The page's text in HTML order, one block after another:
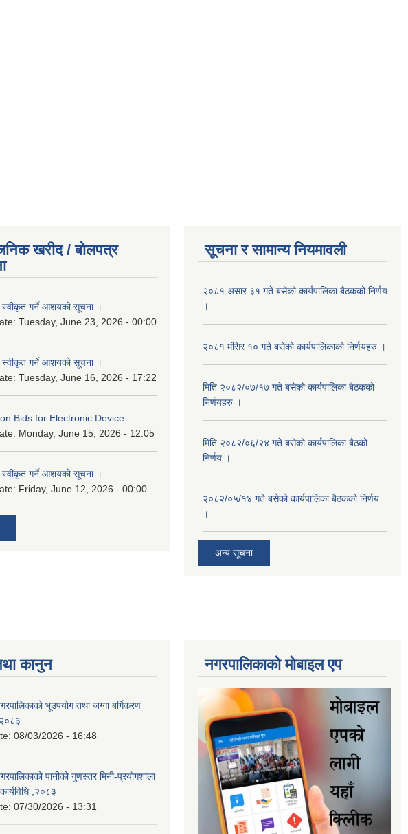
खरीद / बोलपत्र
स्वीकृत गर्ने आशयको सूचना ।
Tuesday, June 23, 2026 - 00:00
स्वीकृत गर्ने आशयको सूचना ।
Tuesday, June 16, 2026 - 17:22
Bids for Electronic Device.
Monday, June 15, 2026 - 12:05
स्वीकृत गर्ने आशयको सूचना ।
Friday, June 12, 2026 - 00:00
सूचना र सामान्य नियमावली
२०८१ असार ३१ गते बसेको कार्यपालिका बैठकको निर्णय
।
२०८१ मंसिर १० गते बसेको कार्यपालिकाको निर्णयहरु ।
मिति २०८२/०७/१७ गते बसेको कार्यपालिका बैठकको
निर्णयहरु ।
मिति २०८२/०६/२४ गते बसेको कार्यपालिका बैठको
निर्णय ।
२०८२/०५/१४ गते बसेको कार्यपालिका बैठकको निर्णय
।
अन्य सूचना
कानुन
भूउपयोग तथा जग्गा बर्गिकरण
08/03/2026 - 16:48
पानीको गुणस्तर मिनी-प्रयोगशाला
,२०८३
07/30/2026 - 13:31
नगरपालिकाकाे माेबाइल एप